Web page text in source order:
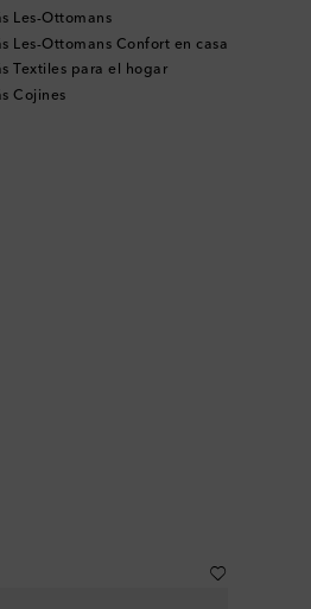
Les-Ottomans
Les-Ottomans Confort en casa
Textiles para el hogar
Cojines